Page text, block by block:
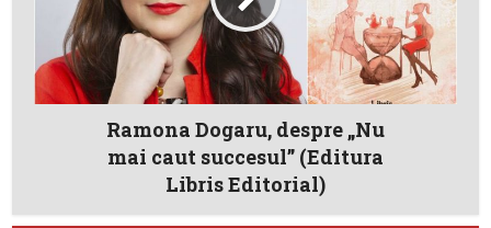
Ramona Dogaru, despre „Nu
mai caut succesul” (Editura
Libris Editorial)